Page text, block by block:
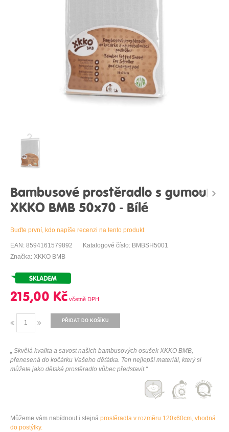
Bambusové prostěradlo s gumou
XKKO BMB 50x70 - Bílé
Buďte první, kdo napíše recenzi na tento produkt
EAN: 8594161579892
Katalogové číslo: BMBSH5001
Značka: XKKO BMB
215,00 Kč
PŘIDAT DO KOŠÍKU
„ Skvělá kvalita a savost našich bambusových osušek XKKO BMB,
přenesená do kočárku Vašeho děťátka. Ten nejlepší materiál, který si
můžete jako dětské prostěradlo vůbec představit.“
Můžeme vám nabídnout i stejná prostěradla v rozměru 120x60cm, vhodná
do postýlky.